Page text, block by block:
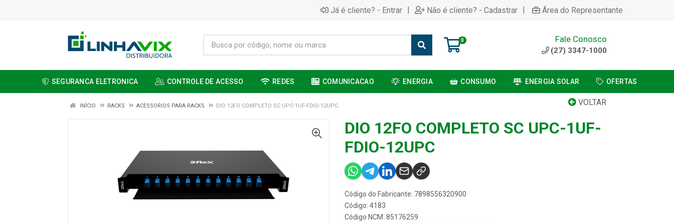
Já é cliente? - Entrar | Não é cliente? - Cadastrar | Área do Representante
0 Fale Conosco
(27) 3347-1000
SEGURANCA ELETRONICA CONTROLE DE ACESSO REDES COMUNICACAO ENERGIA CONSUMO ENERGIA SOLAR OFERTAS
VOLTAR
INÍCIO RACKS ACESSORIOS PARA RACKS DIO 12FO COMPLETO SC UPC-1UF-FDIO-12UPC
DIO 12FO COMPLETO SC UPC-1UF-
FDIO-12UPC
Código do Fabricante: 7898556320900
Código: 4183
Código NCM: 85176259